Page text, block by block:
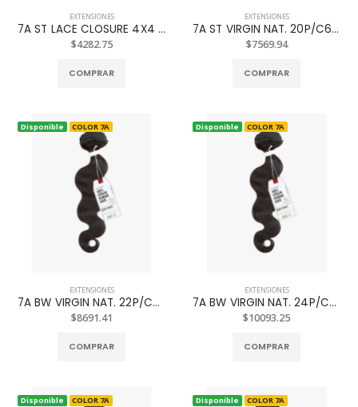
EXTENSIONES
7A ST LACE CLOSURE 4X4 NAT BLACK. 14P
$4282.75
COMPRAR
EXTENSIONES
7A ST VIRGIN NAT. 20P/C613
$7569.94
COMPRAR
Disponible COLOR 7A
EXTENSIONES
7A BW VIRGIN NAT. 22P/C613
$8691.41
COMPRAR
Disponible COLOR 7A
EXTENSIONES
7A BW VIRGIN NAT. 24P/C613
$10093.25
COMPRAR
Disponible COLOR 7A Disponible COLOR 7A